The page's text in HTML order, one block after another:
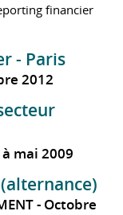
financier
- Paris
2012
mai 2009
Octobre